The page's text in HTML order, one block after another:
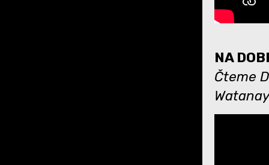
NA
Čteme